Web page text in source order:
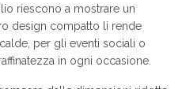
riescono a mostrare un
design compatto li rende
per gli eventi sociali o
in ogni occasione.